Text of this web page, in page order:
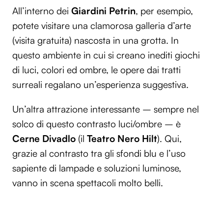
All’interno dei Giardini Petrin, per esempio,
potete visitare una clamorosa galleria d’arte
(visita gratuita) nascosta in una grotta. In
questo ambiente in cui si creano inediti giochi
di luci, colori ed ombre, le opere dai tratti
surreali regalano un’esperienza suggestiva.
Un’altra attrazione interessante – sempre nel
solco di questo contrasto luci/ombre – è
Cerne Divadlo (il Teatro Nero Hilt). Qui,
grazie al contrasto tra gli sfondi blu e l’uso
sapiente di lampade e soluzioni luminose,
vanno in scena spettacoli molto belli.